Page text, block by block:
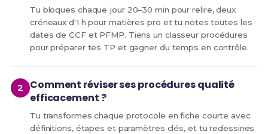
Tu bloques chaque jour 20–30 min pour relire, deux
créneaux d'1 h pour matières pro et tu notes toutes les
dates de CCF et PFMP. Tiens un classeur procédures
pour préparer tes TP et gagner du temps en contrôle.
Comment réviser ses procédures qualité
efficacement ?
Tu transformes chaque protocole en fiche courte avec
définitions, étapes et paramètres clés, et tu redessines